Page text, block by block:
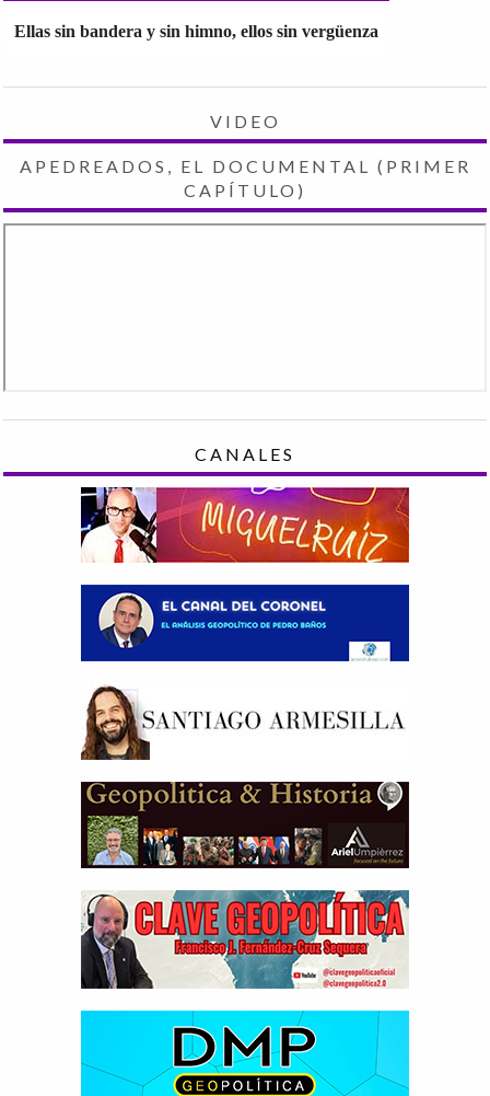
Ellas sin bandera y sin himno, ellos sin vergüenza
VIDEO
APEDREADOS, EL DOCUMENTAL (PRIMER
CAPÍTULO)
CANALES